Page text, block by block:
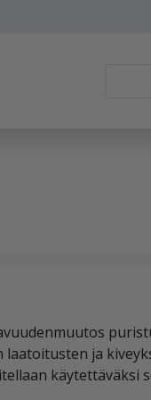
ja
käytettäväksi